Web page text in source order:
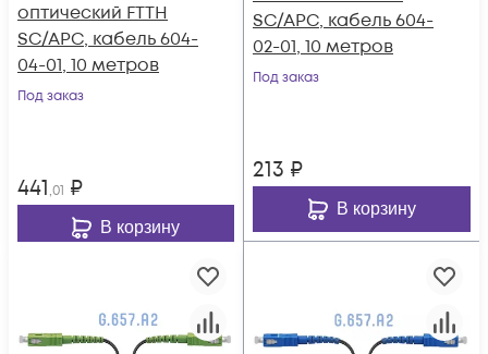
оптический FTTH
SC/APC, кабель 604-
04-01, 10 метров
Под заказ
441,01 ₽
В корзину
SC/APC, кабель 604-
02-01, 10 метров
Под заказ
213 ₽
В корзину